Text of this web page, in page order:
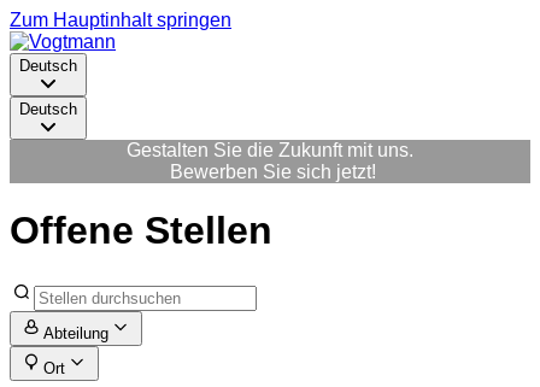
Zum Hauptinhalt springen
Deutsch
Deutsch
Gestalten Sie die Zukunft mit uns.
Bewerben Sie sich jetzt!
Offene Stellen
Abteilung
Ort